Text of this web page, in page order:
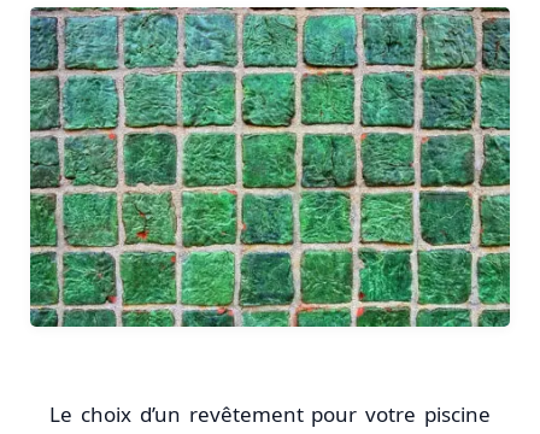
Le choix d’un revêtement pour votre piscine